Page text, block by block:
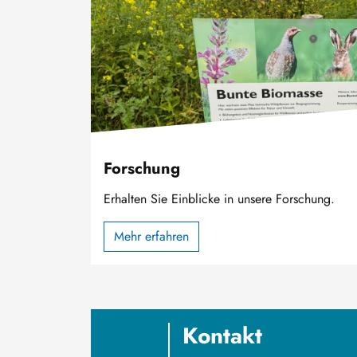
Forschung
Erhalten Sie Einblicke in unsere Forschung.
Mehr erfahren
Kontakt